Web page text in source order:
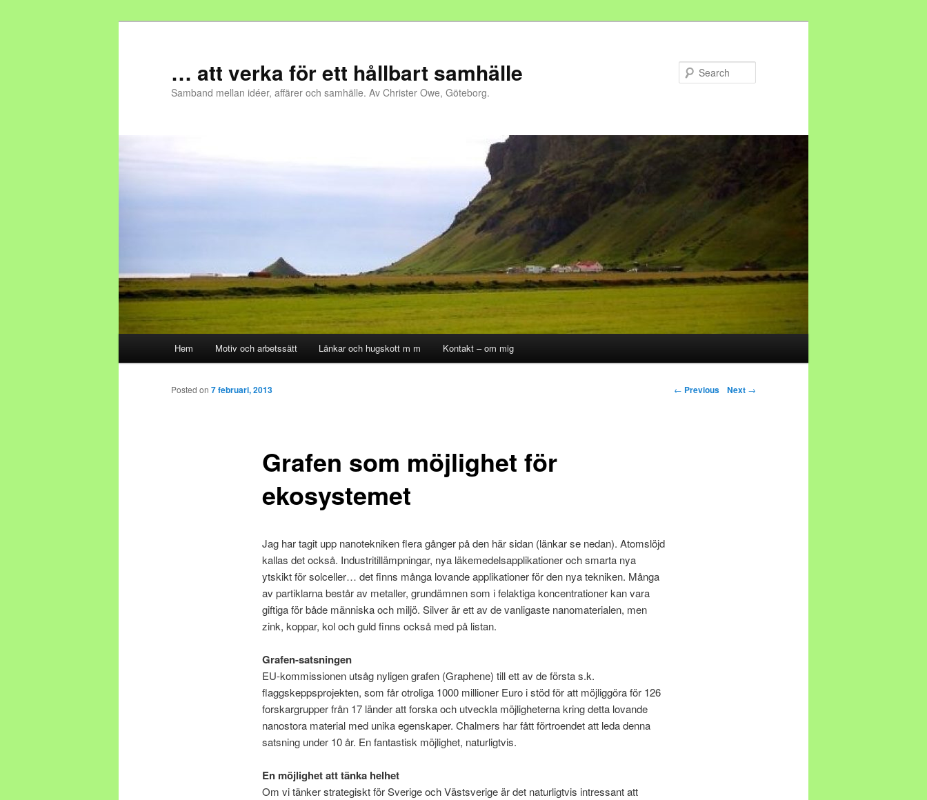
… att verka för ett hållbart samhälle
Samband mellan idéer, affärer och samhälle. Av Christer Owe, Göteborg.
Skip to primary content
Skip to secondary content
Hem Motiv och arbetssätt Länkar och hugskott m m Kontakt – om mig
Post navigation
← Previous Next →
Grafen som möjlighet för
ekosystemet
Posted on 7 februari, 2013
Jag har tagit upp nanotekniken flera gånger på den här sidan (länkar se nedan). Atomslöjd
kallas det också. Industritillämpningar, nya läkemedelsapplikationer och smarta nya
ytskikt för solceller… det finns många lovande applikationer för den nya tekniken. Många
av partiklarna består av metaller, grundämnen som i felaktiga koncentrationer kan vara
giftiga för både människa och miljö. Silver är ett av de vanligaste nanomaterialen, men
zink, koppar, kol och guld finns också med på listan.
Grafen-satsningen
EU-kommissionen utsåg nyligen grafen (Graphene) till ett av de första s.k.
flaggskeppsprojekten, som får otroliga 1000 millioner Euro i stöd för att möjliggöra för 126
forskargrupper från 17 länder att forska och utveckla möjligheterna kring detta lovande
nanostora material med unika egenskaper. Chalmers har fått förtroendet att leda denna
satsning under 10 år. En fantastisk möjlighet, naturligtvis.
En möjlighet att tänka helhet
Om vi tänker strategiskt för Sverige och Västsverige är det naturligtvis intressant att